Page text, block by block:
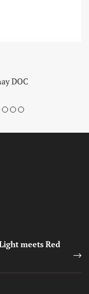
DOC
101112
meets Red